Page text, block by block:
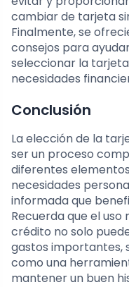
cambiar de tarjeta
Finalmente, se
consejos para
seleccionar la
necesidades
Conclusión
La elección de la
ser un proceso
diferentes
necesidades
informada que
Recuerda que el
crédito no solo
gastos importantes,
como una
mantener un buen